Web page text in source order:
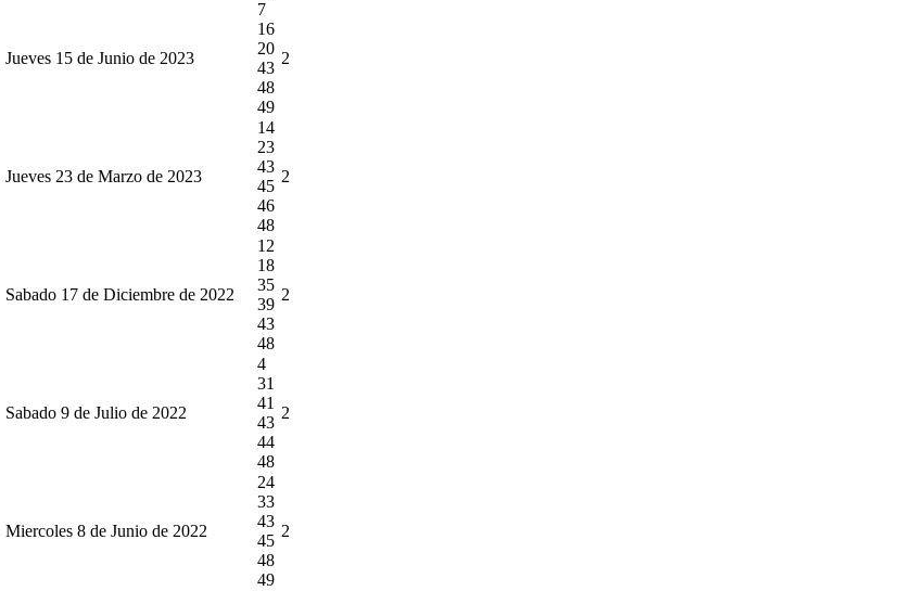
Jueves 15 de Junio de 2023
7
16
20
43
48
49
2
Jueves 23 de Marzo de 2023
14
23
43
45
46
48
2
Sabado 17 de Diciembre de 2022
12
18
35
39
43
48
2
Sabado 9 de Julio de 2022
4
31
41
43
44
48
2
Miercoles 8 de Junio de 2022
24
33
43
45
48
49
2